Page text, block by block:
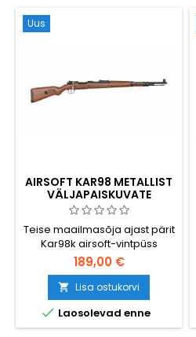
Uus
AIRSOFT KAR98 METALLIST
VÄLJAPAISKUVATE
KESTADEGA
Teise maailmasõja ajast pärit
Kar98k airsoft-vintpüss
metallist hülsi väljutamise
mehhanismiga — realistlik
alternatiiv tavapärastele
suure mahutavusega
snaiperrelvadele. Laadige
BB-kuulid
189,00 €
 Lisa ostukorvi
 Laosolevad enne